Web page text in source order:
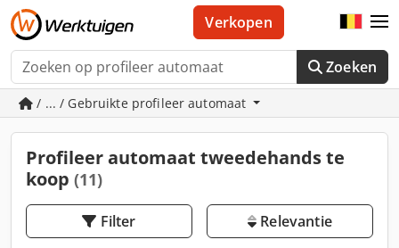
Zoeken
Verkopen
/ ... / Gebruikte profileer automaat
Profileer automaat tweedehands te
koop (11)
Filter Relevantie